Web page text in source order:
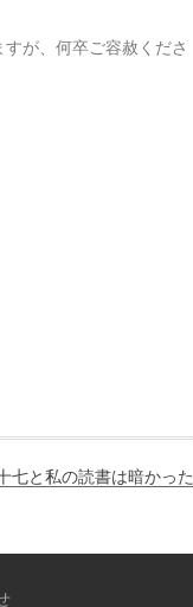
が、何卒ご容赦くださ
七と私の読書は暗かった